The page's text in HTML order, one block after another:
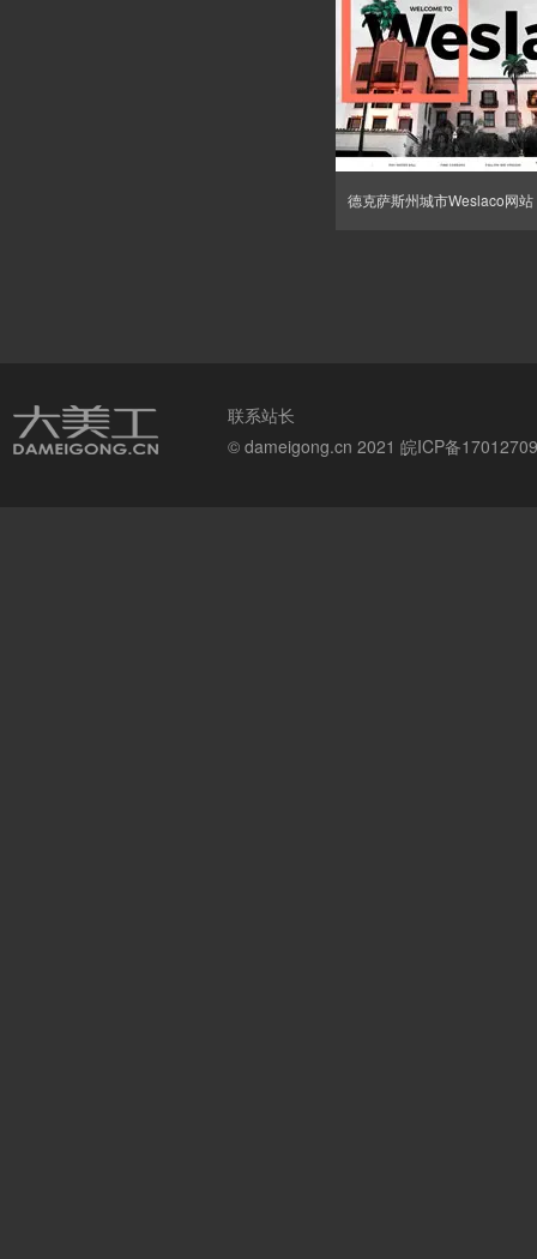
德克萨斯州城市Weslaco网站
联系站长
© dameigong.cn 2021 皖ICP备